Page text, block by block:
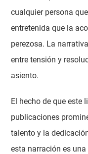
cualquier persona
entretenida que la
perezosa. La
entre tensión y
asiento.
El hecho de que este
publicaciones
talento y la
esta narración es